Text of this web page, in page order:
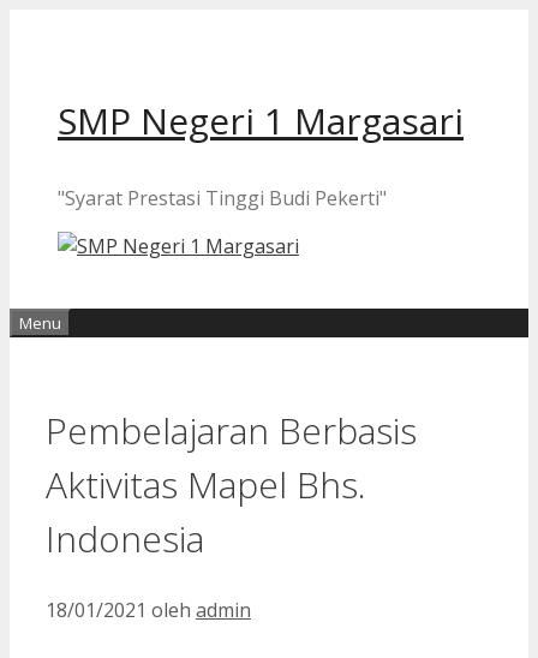
SMP Negeri 1 Margasari
"Syarat Prestasi Tinggi Budi Pekerti"
Menu
Pembelajaran Berbasis
Aktivitas Mapel Bhs.
Indonesia
18/01/2021 oleh admin